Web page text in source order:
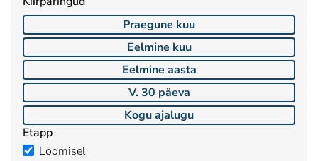
Praegune kuu
Eelmine kuu
Eelmine aasta
V. 30 päeva
Kogu ajalugu
Etapp
Loomisel